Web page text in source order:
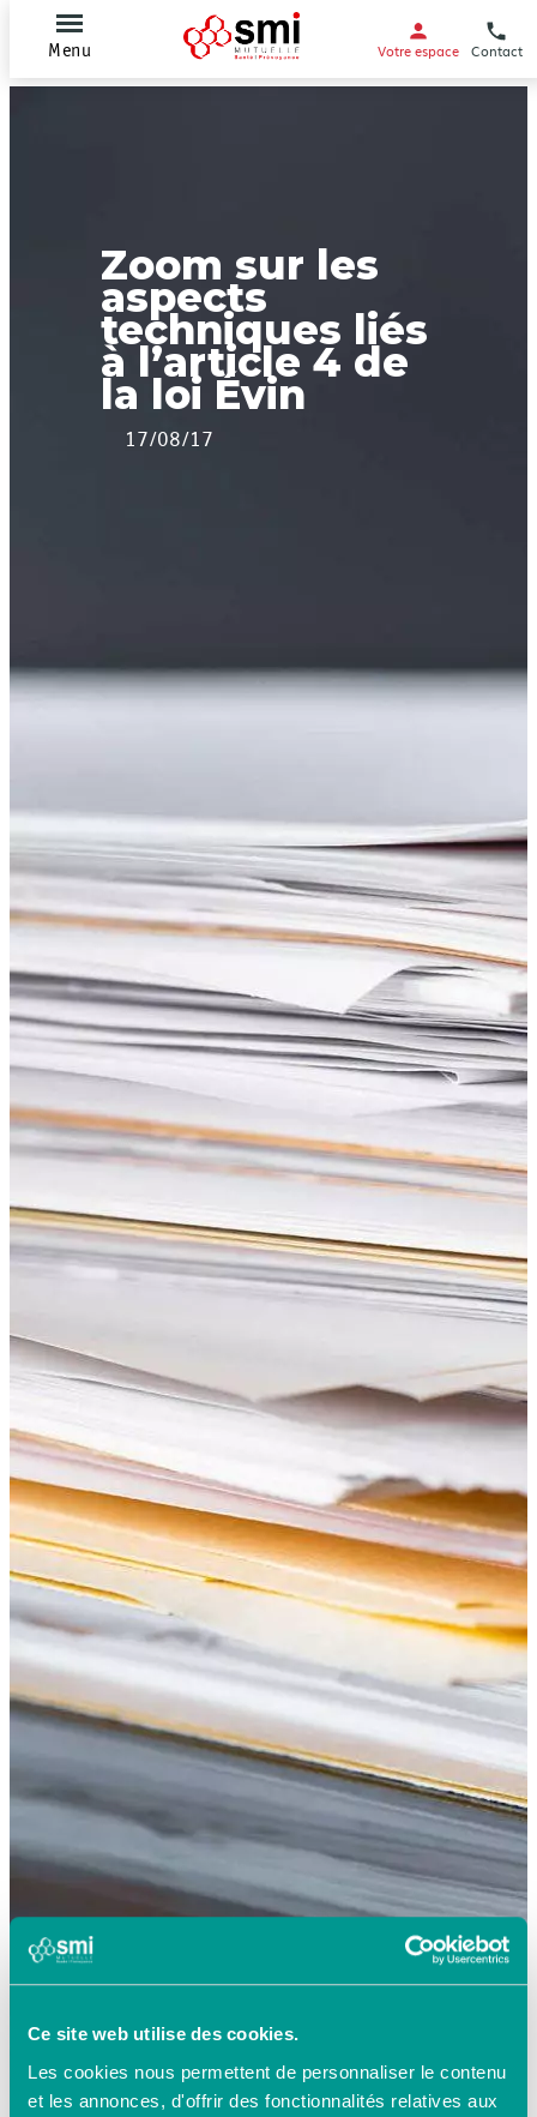
Ce site web utilise des cookies.
Les cookies nous permettent de personnaliser le contenu
et les annonces, d'offrir des fonctionnalités relatives aux
Menu Contact
Votre espace
Zoom sur les
aspects
techniques liés
à l’article 4 de
la loi Évin
17/08/17